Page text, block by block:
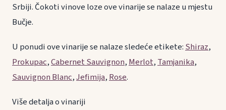
Srbiji. Čokoti vinove loze ove vinarije se nalaze u mjestu
Bučje.
U ponudi ove vinarije se nalaze sledeće etikete:Shiraz,
Prokupac,Cabernet Sauvignon,Merlot,Tamjanika,
Sauvignon Blanc,Jefimija,Rose.
Više detalja o vinariji